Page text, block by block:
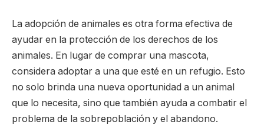
La adopción de animales es otra forma efectiva de
ayudar en la protección de los derechos de los
animales. En lugar de comprar una mascota,
considera adoptar a una que esté en un refugio. Esto
no solo brinda una nueva oportunidad a un animal
que lo necesita, sino que también ayuda a combatir el
problema de la sobrepoblación y el abandono.